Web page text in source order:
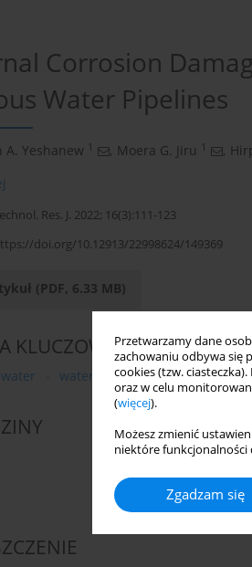
Przetwarzamy dane
zachowaniu odbywa się
cookies (tzw.
oraz w celu
(więcej).
Możesz zmienić
niektóre
Zgadzam się
Corrosion
Water Pipelines
A. Yeshanew 1 , Moera G. Jiru 1 ,
Res. J. 2022; 16(3):111-123
doi.org/10.12913/22998624/149369
(PDF, 6.33 MB)
KLUCZOWE
water pipes Internal